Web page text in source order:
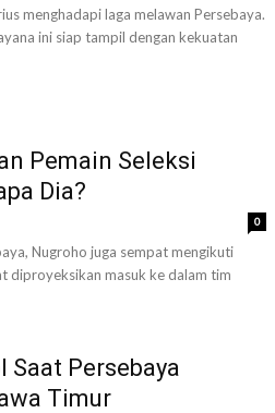
menghadapi laga melawan Persebaya.
ini siap tampil dengan kekuatan
Pemain Seleksi
Dia?
0
Nugroho juga sempat mengikuti
diproyeksikan masuk ke dalam tim
Saat Persebaya
Timur